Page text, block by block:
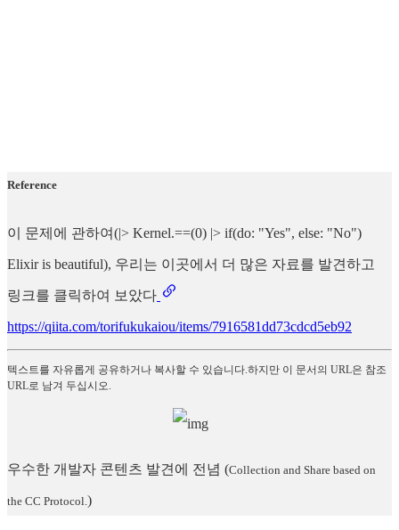
Reference
이 문제에 관하여(|> Kernel.==(0) |> if(do: "Yes", else: "No")
Elixir is beautiful), 우리는 이곳에서 더 많은 자료를 발견하고
링크를 클릭하여 보았다
https://qiita.com/torifukukaiou/items/7916581dd73cdcd5eb92
텍스트를 자유롭게 공유하거나 복사할 수 있습니다.하지만 이 문서의 URL은 참조
URL로 남겨 두십시오.
우수한 개발자 콘텐츠 발견에 전념 (Collection and Share based on
the CC Protocol. )